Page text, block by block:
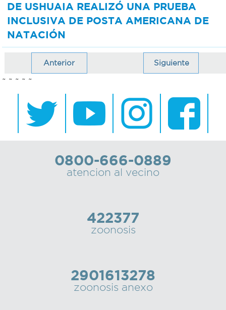
DE USHUAIA REALIZÓ UNA PRUEBA
INCLUSIVA DE POSTA AMERICANA DE
NATACIÓN
Anterior Siguiente
~ ~ ~ ~ ~
0800-666-0889
atencion al vecino
422377
zoonosis
2901613278
zoonosis anexo